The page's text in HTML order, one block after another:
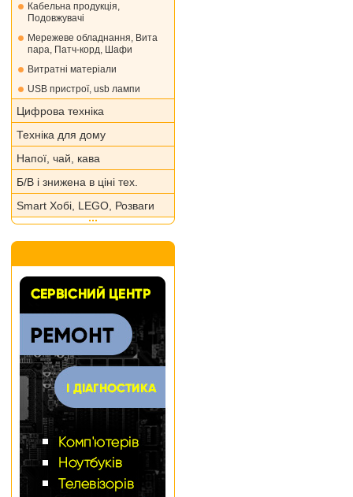
Кабельна продукція,
Подовжувачі
Мережеве обладнання, Вита
пара, Патч-корд, Шафи
Витратні матеріали
USB пристрої, usb лампи
Цифрова техніка
Техніка для дому
Напої, чай, кава
Б/В і знижена в ціні тех.
Smart Хобі, LEGO, Розваги